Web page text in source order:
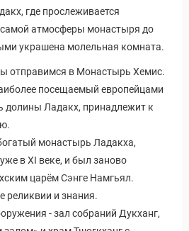
где прослеживается
самой атмосферы монастыря до
украшена молельная комната.
отправимся в Монастырь Хемис.
посещаемый европейцами
долины Ладакх, принадлежит к
монастырь Ладакха,
в XI веке, и был заново
царём Сэнге Намгьял.
реликвии и знания.
- зал собраний Дукханг,